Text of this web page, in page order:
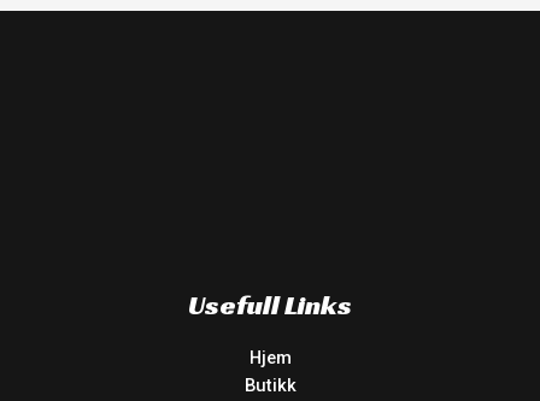
Usefull Links
Hjem
Butikk